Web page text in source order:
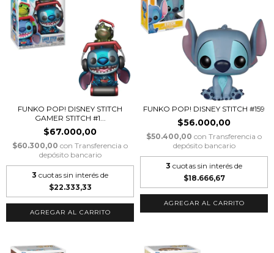
FUNKO POP! DISNEY STITCH
GAMER STITCH #1...
$67.000,00
$60.300,00 con Transferencia o
depósito bancario
3 cuotas sin interés de
$22.333,33
FUNKO POP! DISNEY STITCH #159
$56.000,00
$50.400,00 con Transferencia o
depósito bancario
3 cuotas sin interés de
$18.666,67